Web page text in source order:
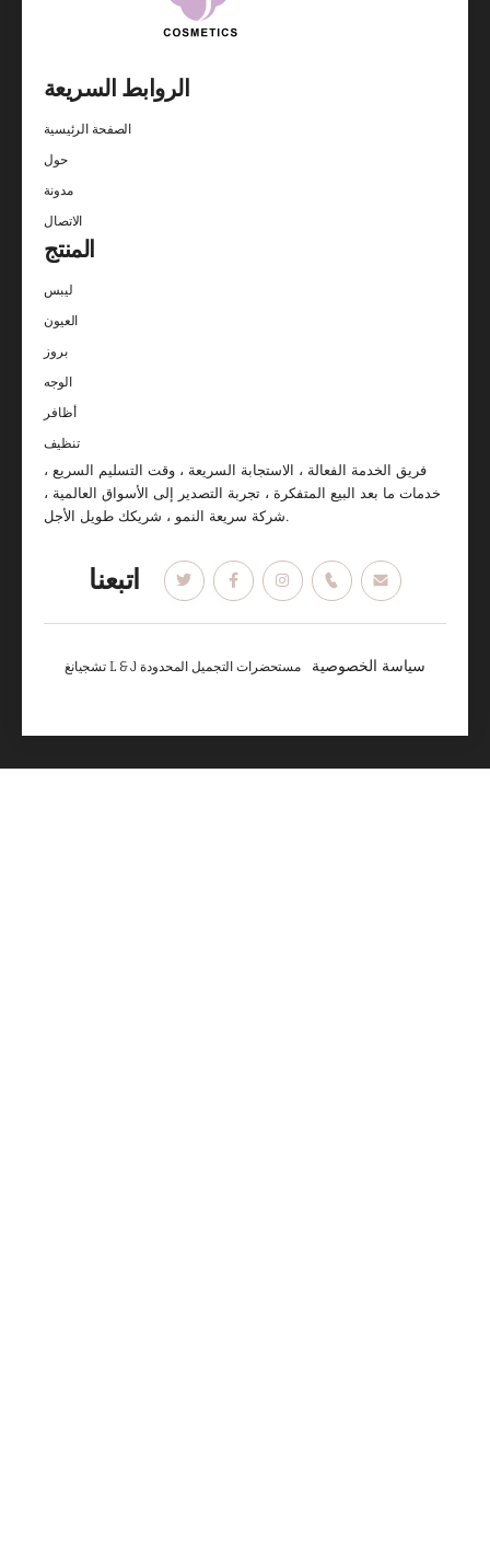
الروابط السريعة
الصفحة الرئيسية
حول
مدونة
الاتصال
المنتج
ليبس
العيون
بروز
الوجه
أظافر
تنظيف
فريق الخدمة الفعالة ، الاستجابة السريعة ، وقت التسليم السريع ،
خدمات ما بعد البيع المتفكرة ، تجربة التصدير إلى الأسواق العالمية ،
شركة سريعة النمو ، شريكك طويل الأجل.
اتبعنا
تشجيانغ L & J مستحضرات التجميل المحدودة سياسة الخصوصية